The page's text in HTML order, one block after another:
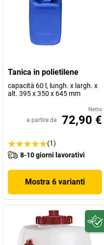
Tanica in polietilene
capacità 60 l, lungh. x largh. x
alt. 395 x 350 x 645 mm
Netto
a partire da 72,90 €
(1)
8-10 giorni lavorativi
Mostra 6 varianti